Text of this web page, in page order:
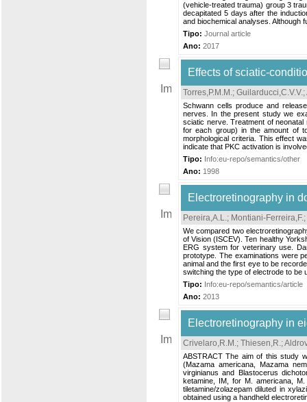
(vehicle-treated trauma) group 3
decapitated 5 days after the
and biochemical analyses. Although
Tipo: Journal article
Ano: 2017
Effects of sciatic-
Torres,P.M.M.; Guilarducci,C.V.V.;
Schwann cells produce and
nerves. In the present study we
sciatic nerve. Treatment of
for each group) in the amount of
morphological criteria. This effect
indicate that PKC activation is
Tipo: Info:eu-repo/semantics/other
Ano: 1998
Electroretinography in
Pereira,A.L.; Montiani-Ferreira,F.;
We compared two
of Vision (ISCEV). Ten healthy
ERG system for veterinary use.
prototype. The examinations were
animal and the first eye to be
switching the type of electrode to be
Tipo: Info:eu-repo/semantics/article
Ano: 2013
Electroretinography in
Crivelaro,R.M.; Thiesen,R.;
ABSTRACT The aim of this study
(Mazama americana, Mazama
virginianus and Blastocerus
ketamine, IM, for M. americana,
tiletamine/zolazepam diluted in
obtained using a handheld